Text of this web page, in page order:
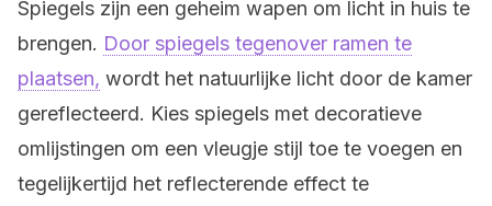
Spiegels zijn een geheim wapen om licht in huis te
brengen. Door spiegels tegenover ramen te
plaatsen, wordt het natuurlijke licht door de kamer
gereflecteerd. Kies spiegels met decoratieve
omlijstingen om een vleugje stijl toe te voegen en
tegelijkertijd het reflecterende effect te